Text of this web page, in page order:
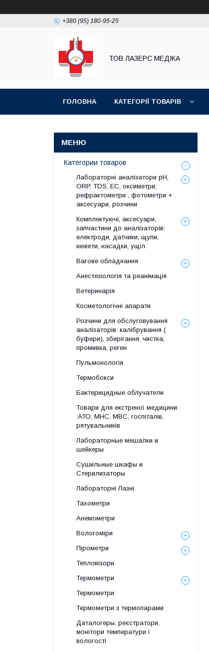
+380 (95) 180-95-25
ТОВ ЛАЗЕРС МЕДІКА
ГОЛОВНА КАТЕГОРІЇ ТОВАРІВ
Категории товаров
Лабораторні аналізатори pH,
ORP, TDS, EC, оксиметри,
рефрактометри , фотометри +
аксесуари, розчини
Комплектуючі, аксесуари,
запчастини до аналізаторів:
електроди, датчики, щупи,
кювети, насадки, ущіл
Вагове обладнання
Анестезіологія та реанімація
Ветеринарія
Косметологічні апарати
Розчини для обслуговування
аналізаторів: калібрування (
буфери), зберігання, чистка,
промивка, реген
Пульмонологія
Термобокси
Бактерицидные облучатели
Товари для екстреної медицини
:АТО, МНС, МВС, госпіталів,
рятувальників
Лабораторные мешалки и
шейкеры
Сушильные шкафы и
Стерилизаторы
Лабораторні Лазні
Тахометри
Анемометри
Вологоміри
Пірометри
Тепловізори
Термометри
Термометри
Термометри з термопарами
Даталогеры, реєстратори,
монітори температури і
вологості